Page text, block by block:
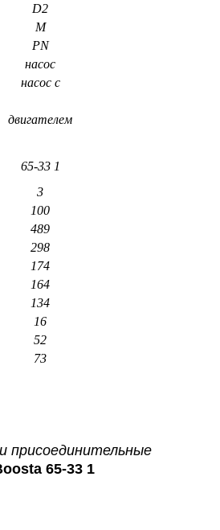
D2
M
PN
насос
насос с
двигателем
65-33 1
3
100
489
298
174
164
134
16
52
73
присоединительные
65-33 1